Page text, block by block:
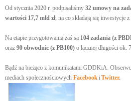
Od stycznia 2020 r. podpisaliśmy 32 umowy na
wartości 17,7 mld zł, na co składają się inwestycje
Na etapie przygotowania zaś są 104 zadania (z
oraz 90 obwodnic (z PB100) o łącznej długości ok.
Bądź na bieżąco z komunikatami GDDKiA.
mediach społecznościowych FacebookiTwitter.